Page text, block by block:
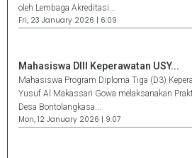
oleh Lembaga Akreditasi...
Fri, 23 January 2026 | 6:09
Mahasiswa DIII Keperawatan USY...
Mahasiswa Program Diploma Tiga (D3)
Yusuf Al Makassari Gowa melaksanakan
Desa Bontolangkasa...
Mon, 12 January 2026 | 9:07